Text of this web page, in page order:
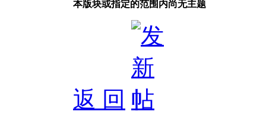
本版块或指定的范围内尚无主题
返 回